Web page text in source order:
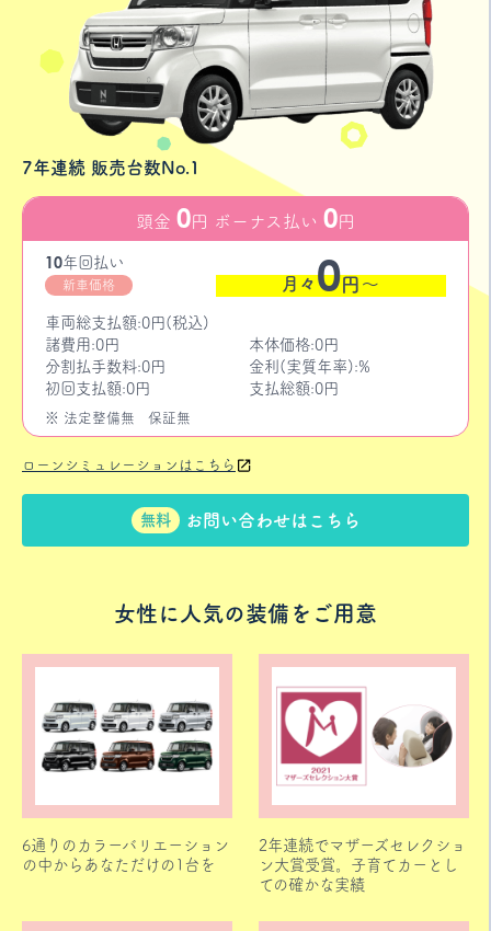
7年連続 販売台数No.1
頭金 0円 ボーナス払い 0円
10年回払い
新車価格 月々0円〜
車両総支払額:0円(税込)
諸費用:0円
本体価格:0円
分割払手数料:0円
金利(実質年率):%
初回支払額:0円
支払総額:0円
※ 法定整備無保証無
ローンシミュレーションはこちら
無料 お問い合わせはこちら
女性に人気の装備をご用意
6通りのカラーバリエーション
の中からあなただけの1台を
2年連続でマザーズセレクショ
ン大賞受賞。子育てカーとし
ての確かな実績